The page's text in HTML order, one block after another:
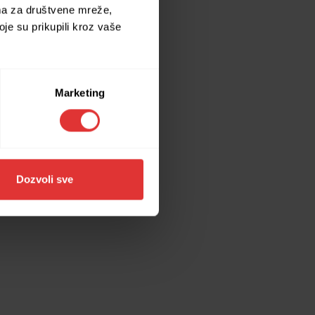
za društvene mreže,
su prikupili kroz vaše
Marketing
Dozvoli sve